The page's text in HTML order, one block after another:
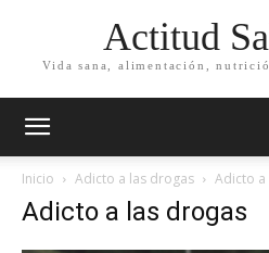
Actitud
Vida sana, alimentación,
Inicio Adicto a las drogas Adicto
Adicto a las drogas